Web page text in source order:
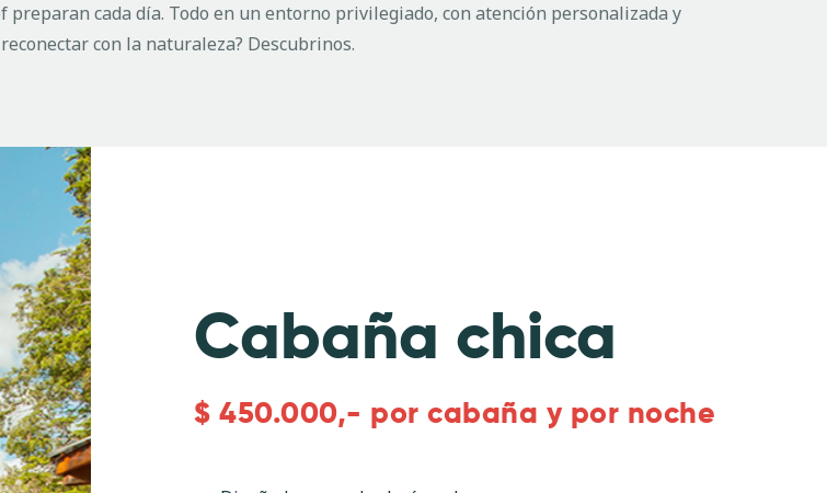
cada día. Todo en un entorno privilegiado, con atención personalizada y
con la naturaleza? Descubrinos.
Cabaña chica
$ 450.000,- por cabaña y por noche